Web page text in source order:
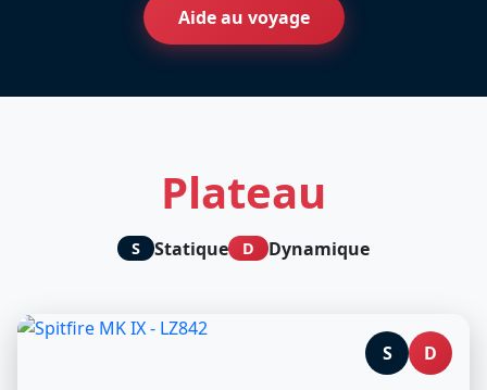
Aide au voyage
Plateau
S Statique D Dynamique
S D